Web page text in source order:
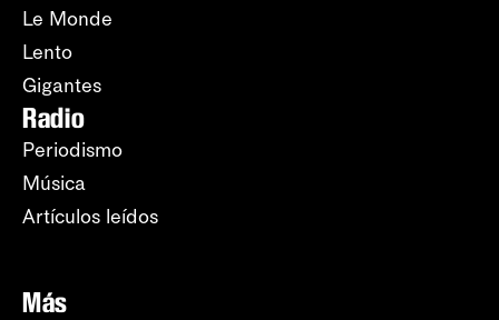
Le Monde
Lento
Gigantes
Radio
Periodismo
Música
Artículos leídos
Más